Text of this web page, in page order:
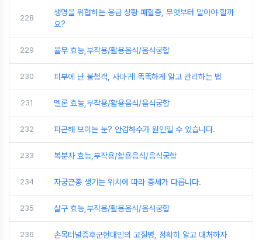
228
생명을 위협하는 응급 상황 패혈증, 무엇부터 알아야 할까
요?
229 율무 효능,부작용/활용음식/음식궁합
230 피부에 난 불청객, 사마귀! 똑똑하게 알고 관리하는 법
231 멜론 효능,부작용/활용음식/음식궁합
232 피곤해 보이는 눈? 안검하수가 원인일 수 있습니다.
233 복분자 효능,부작용/활용음식/음식궁합
234 자궁근종 생기는 위치에 따라 증세가 다릅니다.
235 살구 효능,부작용/활용음식/음식궁합
236 손목터널증후군현대인의 고질병, 정확히 알고 대처하자